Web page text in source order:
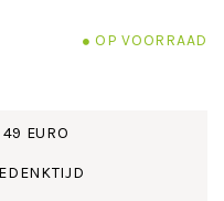
OP VOORRAAD
EURO